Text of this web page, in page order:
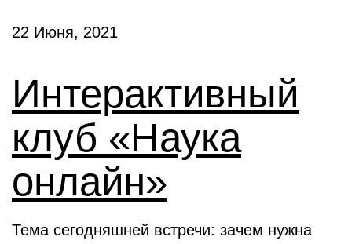
22 Июня, 2021
Интерактивный
клуб «Наука
онлайн»
Тема сегодняшней встречи: зачем нужна